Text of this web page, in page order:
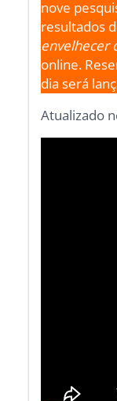
nove
resultados
envelhecer
online.
dia será
Atualizado